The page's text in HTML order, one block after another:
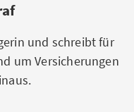
und schreibt für
um Versicherungen